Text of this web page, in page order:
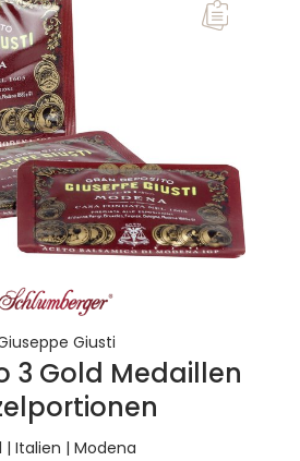
Giusti
3 Gold Medaillen
| Italien | Modena